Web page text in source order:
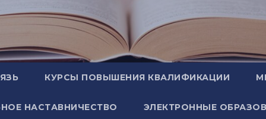
КУРСЫ ПОВЫШЕНИЯ КВАЛИФИКАЦИИ
НАСТАВНИЧЕСТВО ЭЛЕКТРОННЫЕ